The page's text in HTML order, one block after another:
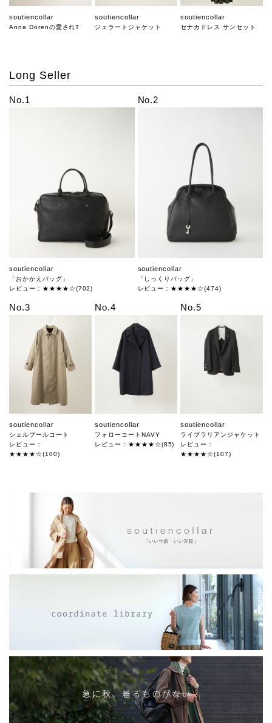
soutiencollar
Anna Dorenの愛されT
soutiencollar
ジェラートジャケット
soutiencollar
セナカドレス サンセット
Long Seller
No.1
soutiencollar
「おかかえバッグ」
レビュー：★★★★☆(702)
No.2
soutiencollar
「しっくりバッグ」
レビュー：★★★★☆(474)
No.3
soutiencollar
シェルブールコート
レビュー：
★★★★☆(100)
No.4
soutiencollar
フォローコートNAVY
レビュー：★★★★☆(85)
No.5
soutiencollar
ライブラリアンジャケット
レビュー：
★★★★☆(107)